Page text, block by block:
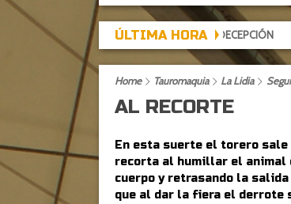
ÚLTIMA HORA
DE EXPECTACIÓN, TARDE DE DECEPCIÓN
Home Tauromaquia La Lidia
AL RECORTE
En esta suerte el torero sale
recorta al humillar el animal
cuerpo y retrasando la
que al dar la fiera el derrote